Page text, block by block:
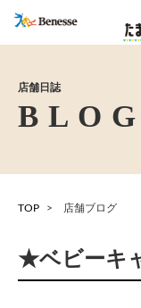
店舗日誌
TOP 店舗ブログ
★ベビーキ